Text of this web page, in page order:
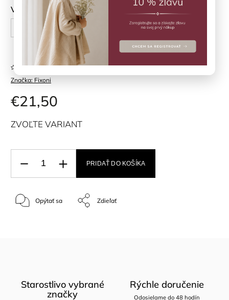
Veľkosť
62 cm 74 cm
Značka: Fixoni
Neohodnotené
€21,50
ZVOĽTE VARIANT
PRIDAŤ DO KOŠÍKA
Opýtať sa Zdieľať
Starostlivo vybrané
značky
Rýchle doručenie
Odosielame do 48 hodín